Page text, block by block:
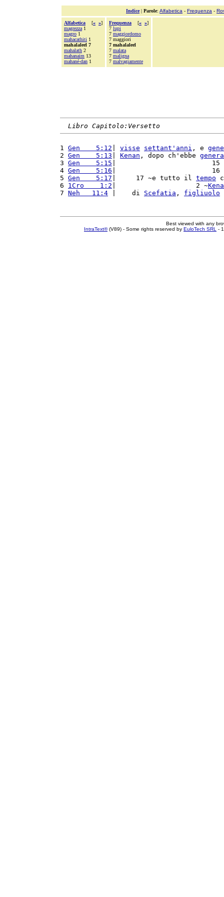
Indice| Parole: Alfabetica - Frequenza -
Alfabetica [« »]
magrezza 1
magro 1
mahacathiti 1
mahalaleel 7
mahalath 2
mahanaim 13
mahané-dan 1
Frequenza [« »]
7 lupi
7 maggiordomo
7 maggiori
7 mahalaleel
7 malata
7 maligna
7 malvagiamente
Libro Capitolo:Versetto
1 Gen    5:12 visse settant' anni , e
2 Gen    5:13 Kenan , dopo ch'ebbe
3 Gen    5:15 |                        15
4 Gen    5:16 |                        16
5 Gen    5:17 |     17 ~e tutto il tempo
6 1Cro    1:2 |                    2 ~
7 Neh   11:4 |    di Scefatia , figliuolo
Best viewed with any
IntraText®(V89) - Some rights reserved by EuloTech SRL -